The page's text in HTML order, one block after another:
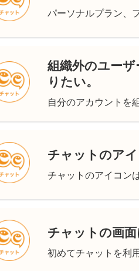
パーソナルプラン、
組織外のユー
りたい。
自分のアカウントを
チャットのア
チャットのアイコン
チャットの画
初めてチャットを利